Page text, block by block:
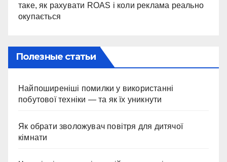
таке, як рахувати ROAS і коли реклама реально
окупається
Полезные статьи
Найпоширеніші помилки у використанні
побутової техніки — та як їх уникнути
Як обрати зволожувач повітря для дитячої
кімнати